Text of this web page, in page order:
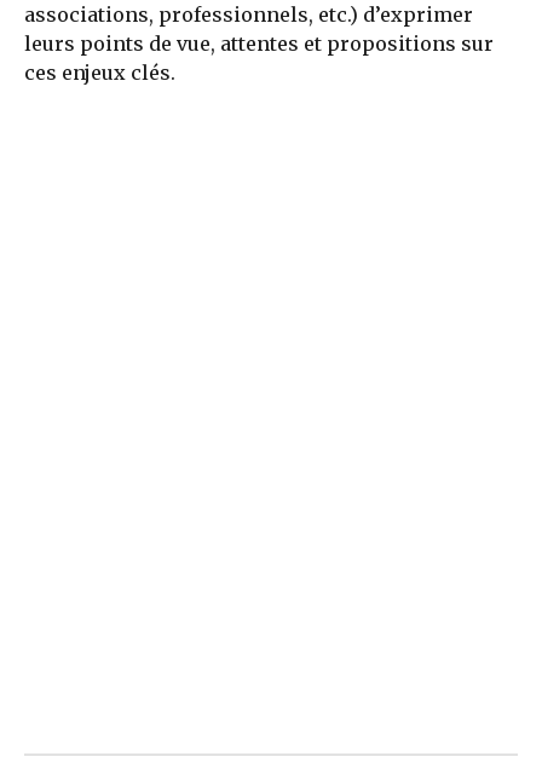
associations, professionnels, etc.) d’exprimer
leurs points de vue, attentes et propositions sur
ces enjeux clés.